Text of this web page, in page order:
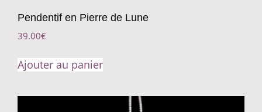
Pendentif en Pierre de Lune
39.00€
Ajouter au panier